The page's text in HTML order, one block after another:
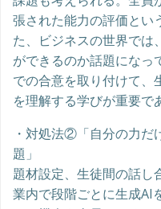
張された能力の評価とい
た、ビジネスの世界では
ができるのか話題になっ
での合意を取り付けて、
を理解する学びが重要で
・対処法②「自分の力だ
題」
題材設定、生徒間の話し
業内で段階ごとに生成AI